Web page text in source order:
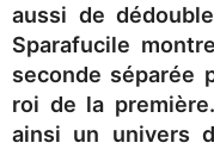
aussi de
Sparafucile
seconde séparée
roi de la
ainsi un univers